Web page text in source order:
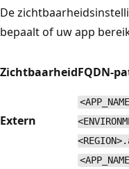
De
bepaalt of uw app
ZichtbaarheidFQDN-
Extern